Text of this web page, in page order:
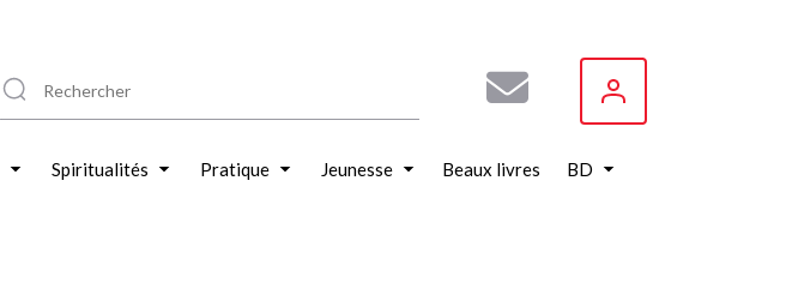
Spiritualités Pratique Jeunesse Beaux livres BD